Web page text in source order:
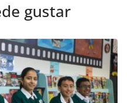
gustar